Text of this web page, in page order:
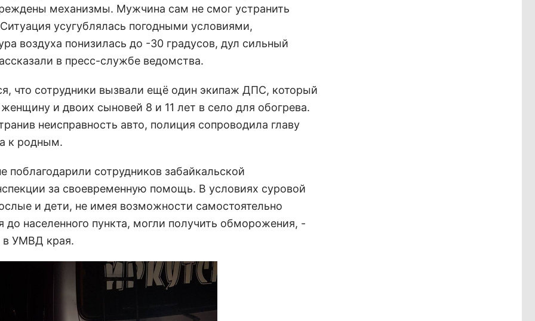
механизмы. Мужчина сам не смог устранить
усугублялась погодными условиями,
воздуха понизилась до -30 градусов, дул сильный
в пресс-службе ведомства.
что сотрудники вызвали ещё один экипаж ДПС, который
и двоих сыновей 8 и 11 лет в село для обогрева.
неисправность авто, полиция сопроводила главу
к родным.
поблагодарили сотрудников забайкальской
за своевременную помощь. В условиях суровой
и дети, не имея возможности самостоятельно
до населенного пункта, могли получить обморожения, -
в УМВД края.